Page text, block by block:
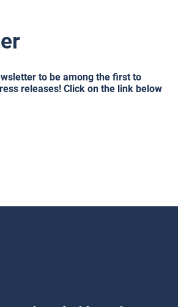
to be among the first to
releases! Click on the link below